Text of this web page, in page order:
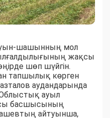
шашынның мол
жақсы
шөп шүйгін.
тапшылық көрген
аудандарында
ауыл
басшысының
айтуынша,